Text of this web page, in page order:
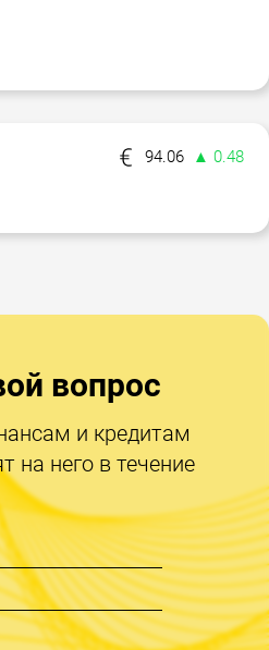
94.06
▲ 0.48
вопрос
и кредитам
на него в течение